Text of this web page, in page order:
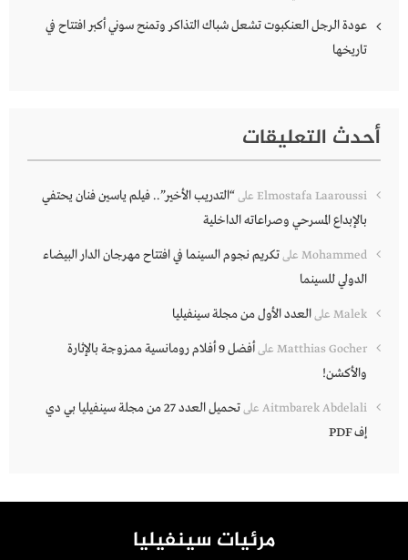
عودة الرجل العنكبوت تشعل شباك التذاكر وتمنح سوني أكبر افتتاح في
تاريخها
أحدث التعليقات
Elmostafa Laaroussi على“التدريب الأخير”.. فيلم ياسين فنان يحتفي
بالإبداع المسرحي وصراعاته الداخلية
Mohammed علىتكريم نجوم السينما في افتتاح مهرجان الدار البيضاء
الدولي للسينما
Malek علىالعدد الأول من مجلة سينفيليا
Matthias Gocher على
أفضل 9 أفلام رومانسية ممزوجة بالإثارة
والأكشن!
Aitmbarek Abdelali على
تحميل العدد 27 من مجلة سينفيليا بي دي
إف PDF
مرئيات سينفيليا